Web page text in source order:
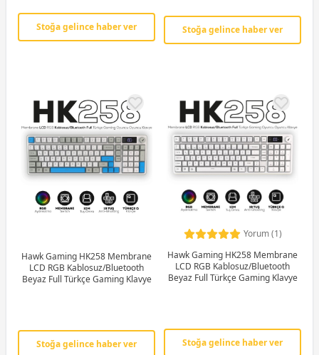
Stoğa gelince haber ver Stoğa gelince haber ver
Hawk Gaming HK258 Membrane
LCD RGB Kablosuz/Bluetooth
Beyaz Full Türkçe Gaming Klavye
Stoğa gelince haber ver
Yorum (1)
Hawk Gaming HK258 Membrane
LCD RGB Kablosuz/Bluetooth
Beyaz Full Türkçe Gaming Klavye
Stoğa gelince haber ver